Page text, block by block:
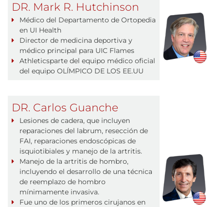
DR. Mark R. Hutchinson
Médico del Departamento de Ortopedia
en UI Health
Director de medicina deportiva y
médico principal para UIC Flames
Athleticsparte del equipo médico oficial
del equipo OLÍMPICO DE LOS EE.UU
DR. Carlos Guanche
Lesiones de cadera, que incluyen
reparaciones del labrum, resección de
FAI, reparaciones endoscópicas de
isquiotibiales y manejo de la artritis.
Manejo de la artritis de hombro,
incluyendo el desarrollo de una técnica
de reemplazo de hombro
mínimamente invasiva.
Fue uno de los primeros cirujanos en